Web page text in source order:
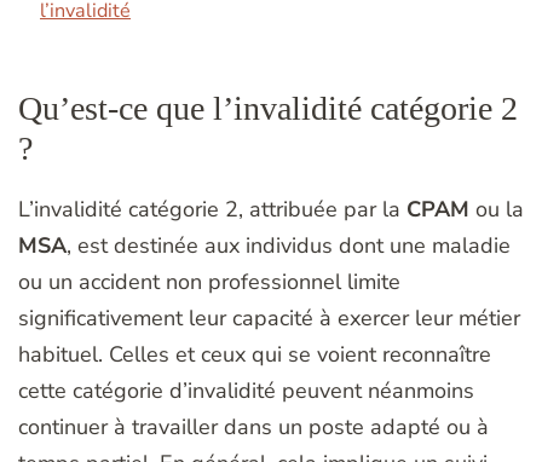
l’invalidité
Qu’est-ce que l’invalidité catégorie 2
?
L’invalidité catégorie 2, attribuée par la CPAM ou la
MSA, est destinée aux individus dont une maladie
ou un accident non professionnel limite
significativement leur capacité à exercer leur métier
habituel. Celles et ceux qui se voient reconnaître
cette catégorie d’invalidité peuvent néanmoins
continuer à travailler dans un poste adapté ou à